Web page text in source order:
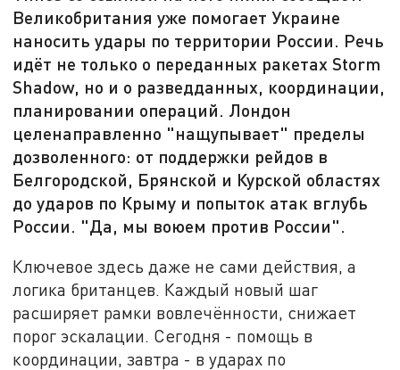
Великобритания уже помогает Украине
наносить удары по территории России. Речь
идёт не только о переданных ракетах Storm
Shadow, но и о разведданных, координации,
планировании операций. Лондон
целенаправленно "нащупывает" пределы
дозволенного: от поддержки рейдов в
Белгородской, Брянской и Курской областях
до ударов по Крыму и попыток атак вглубь
России. "Да, мы воюем против России".
Ключевое здесь даже не сами действия, а
логика британцев. Каждый новый шаг
расширяет рамки вовлечённости, снижает
порог эскалации. Сегодня - помощь в
координации, завтра - в ударах по